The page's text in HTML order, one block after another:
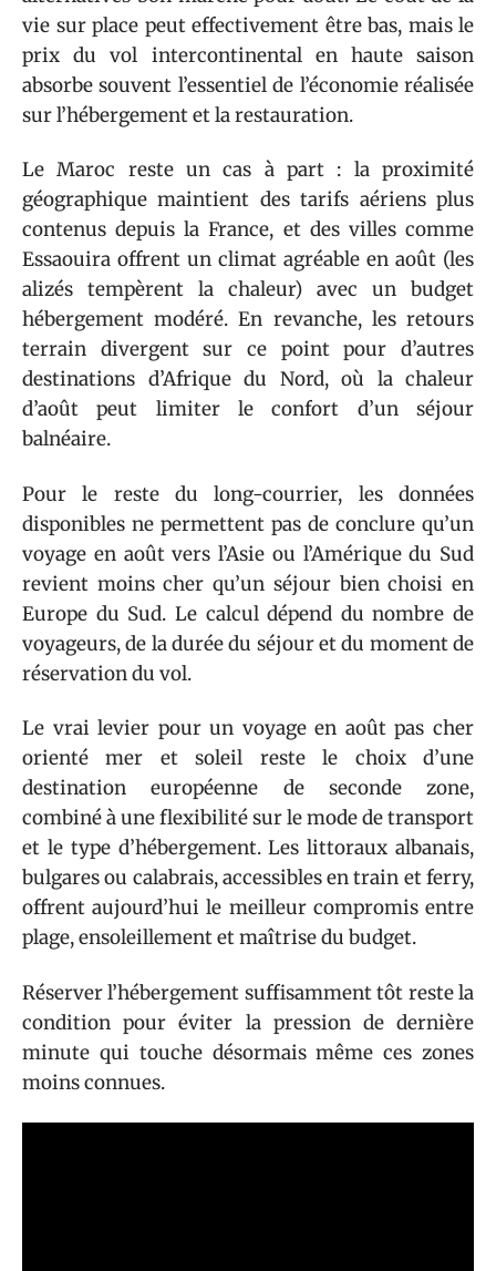
vie sur place peut effectivement être bas, mais le
prix du vol intercontinental en haute saison
absorbe souvent l’essentiel de l’économie réalisée
sur l’hébergement et la restauration.
Le Maroc reste un cas à part : la proximité
géographique maintient des tarifs aériens plus
contenus depuis la France, et des villes comme
Essaouira offrent un climat agréable en août (les
alizés tempèrent la chaleur) avec un budget
hébergement modéré. En revanche, les retours
terrain divergent sur ce point pour d’autres
destinations d’Afrique du Nord, où la chaleur
d’août peut limiter le confort d’un séjour
balnéaire.
Pour le reste du long-courrier, les données
disponibles ne permettent pas de conclure qu’un
voyage en août vers l’Asie ou l’Amérique du Sud
revient moins cher qu’un séjour bien choisi en
Europe du Sud. Le calcul dépend du nombre de
voyageurs, de la durée du séjour et du moment de
réservation du vol.
Le vrai levier pour un voyage en août pas cher
orienté mer et soleil reste le choix d’une
destination européenne de seconde zone,
combiné à une flexibilité sur le mode de transport
et le type d’hébergement. Les littoraux albanais,
bulgares ou calabrais, accessibles en train et ferry,
offrent aujourd’hui le meilleur compromis entre
plage, ensoleillement et maîtrise du budget.
Réserver l’hébergement suffisamment tôt reste la
condition pour éviter la pression de dernière
minute qui touche désormais même ces zones
moins connues.